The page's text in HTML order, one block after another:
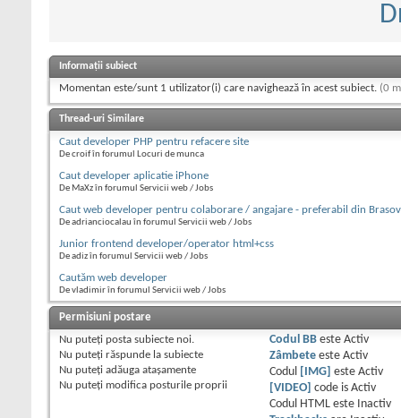
Informații subiect
Momentan este/sunt 1 utilizator(i) care navighează în acest subiect. (0
Thread-uri Similare
Caut developer PHP pentru refacere site
De croif în forumul Locuri de munca
Caut developer aplicatie iPhone
De MaXz în forumul Servicii web / Jobs
Caut web developer pentru colaborare / angajare - preferabil din Brasov
De adrianciocalau în forumul Servicii web / Jobs
Junior frontend developer/operator html+css
De adiz în forumul Servicii web / Jobs
Cautăm web developer
De vladimir în forumul Servicii web / Jobs
Permisiuni postare
Nu puteţi posta subiecte noi.
Nu puteţi răspunde la subiecte
Nu puteţi adăuga ataşamente
Nu puteţi modifica posturile proprii
Codul BBeste Activ
Zâmbeteeste Activ
Codul
[IMG] este Activ
[VIDEO]
code is Activ
Codul HTML este
Inactiv